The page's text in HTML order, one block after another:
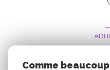
Comme